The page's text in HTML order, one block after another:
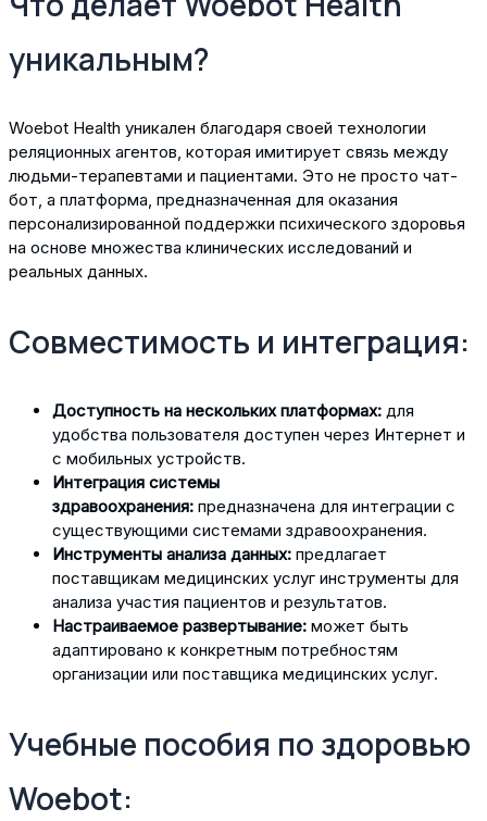
уникальным?
Woebot Health уникален благодаря своей технологии
реляционных агентов, которая имитирует связь между
людьми-терапевтами и пациентами. Это не просто чат-
бот, а платформа, предназначенная для оказания
персонализированной поддержки психического здоровья
на основе множества клинических исследований и
реальных данных.
Совместимость и интеграция:
Доступность на нескольких платформах: для
удобства пользователя доступен через Интернет и
с мобильных устройств.
Интеграция системы
здравоохранения: предназначена для интеграции с
существующими системами здравоохранения.
Инструменты анализа данных: предлагает
поставщикам медицинских услуг инструменты для
анализа участия пациентов и результатов.
Настраиваемое развертывание: может быть
адаптировано к конкретным потребностям
организации или поставщика медицинских услуг.
Учебные пособия по здоровью
Woebot: